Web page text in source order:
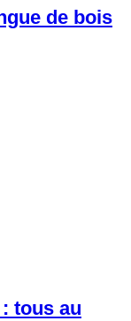
de bois
tous au